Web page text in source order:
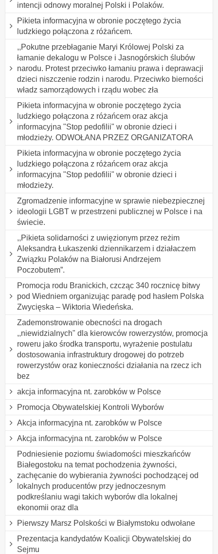
intencji odnowy moralnej Polski i Polaków.
Pikieta informacyjna w obronie poczętego życia
ludzkiego połączona z różańcem.
,,Pokutne przebłaganie Maryi Królowej Polski za
łamanie dekalogu w Polsce i Jasnogórskich ślubów
narodu. Protest przeciwko łamaniu prawa i deprawacji
dzieci niszczenie rodzin i narodu. Przeciwko bierności
władz samorządowych i rządu wobec zła
Pikieta informacyjna w obronie poczętego życia
ludzkiego połączona z różańcem oraz akcja
informacyjna "Stop pedofilii" w obronie dzieci i
młodzieży. ODWOŁANA PRZEZ ORGANIZATORA
Pikieta informacyjna w obronie poczętego życia
ludzkiego połączona z różańcem oraz akcja
informacyjna "Stop pedofilii" w obronie dzieci i
młodzieży.
Zgromadzenie informacyjne w sprawie niebezpiecznej
ideologii LGBT w przestrzeni publicznej w Polsce i na
świecie.
,,Pikieta solidarności z uwięzionym przez reżim
Aleksandra Łukaszenki dziennikarzem i działaczem
Związku Polaków na Białorusi Andrzejem
Poczobutem”.
Promocja rodu Branickich, czcząc 340 rocznicę bitwy
pod Wiedniem organizując paradę pod hasłem Polska
Zwycięska – Wiktoria Wiedeńska.
Zademonstrowanie obecności na drogach
,,niewidzialnych" dla kierowców rowerzystów, promocja
roweru jako środka transportu, wyrażenie postulatu
dostosowania infrastruktury drogowej do potrzeb
rowerzystów oraz konieczności działania na rzecz ich
bez
akcja informacyjna nt. zarobków w Polsce
Promocja Obywatelskiej Kontroli Wyborów
Akcja informacyjna nt. zarobków w Polsce
Akcja informacyjna nt. zarobków w Polsce
Podniesienie poziomu świadomości mieszkańców
Białegostoku na temat pochodzenia żywności,
zachęcanie do wybierania żywności pochodzącej od
lokalnych producentów przy jednoczesnym
podkreślaniu wagi takich wyborów dla lokalnej
ekonomii oraz dla
Pierwszy Marsz Polskości w Białymstoku odwołane
Prezentacja kandydatów Koalicji Obywatelskiej do
Sejmu